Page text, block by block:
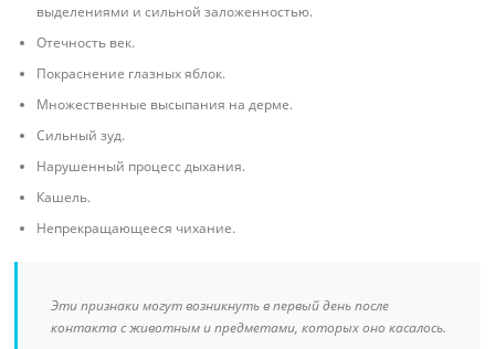
выделениями и сильной заложенностью.
Отечность век.
Покраснение глазных яблок.
Множественные высыпания на дерме.
Сильный зуд.
Нарушенный процесс дыхания.
Кашель.
Непрекращающееся чихание.
Эти признаки могут возникнуть в первый день после
контакта с животным и предметами, которых оно касалось.